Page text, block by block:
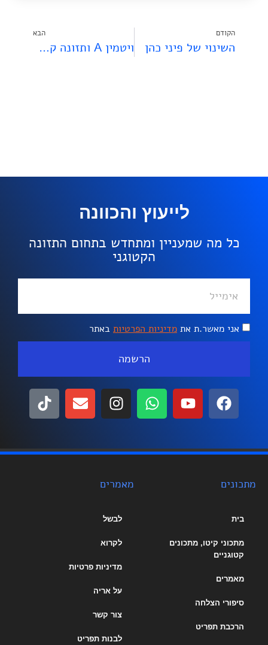
הקודם
השינוי של פיני כהן
הבא
ויטמין A ותזונה קטוגנית
לייעוץ והכוונה
כל מה שמעניין ומתחדש בתחום התזונה
הקטוגני
אני מאשר.ת את מדיניות הפרטיות באתר
הרשמה
מתכונים
בית
מתכוני קיטו, מתכונים
קטוגניים
מאמרים
סיפורי הצלחה
הרכבת תפריט
מאמרים
לבשל
לקרוא
מדיניות פרטיות
על אריה
צור קשר
לבנות תפריט